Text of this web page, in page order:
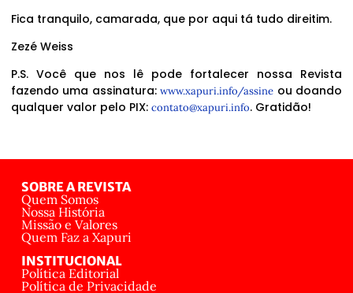
Fica tranquilo, camarada, que por aqui tá tudo direitim.
Zezé Weiss
P.S. Você que nos lê pode fortalecer nossa Revista
fazendo uma assinatura:www.xapuri.info/assine ou doando
qualquer valor pelo PIX: contato@xapuri.info. Gratidão!
SOBRE A REVISTA
Quem Somos
Nossa História
Missão e Valores
Quem Faz a Xapuri
INSTITUCIONAL
Política Editorial
Política de Privacidade